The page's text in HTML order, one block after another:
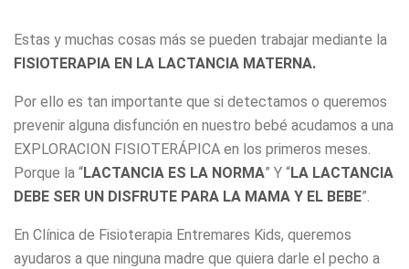
Estas y muchas cosas más se pueden trabajar mediante la
FISIOTERAPIA EN LA LACTANCIA MATERNA.
Por ello es tan importante que si detectamos o queremos
prevenir alguna disfunción en nuestro bebé acudamos a una
EXPLORACION FISIOTERÁPICA en los primeros meses.
Porque la “LACTANCIA ES LA NORMA” Y “LA LACTANCIA
DEBE SER UN DISFRUTE PARA LA MAMA Y EL BEBE”.
En Clínica de Fisioterapia Entremares Kids, queremos
ayudaros a que ninguna madre que quiera darle el pecho a